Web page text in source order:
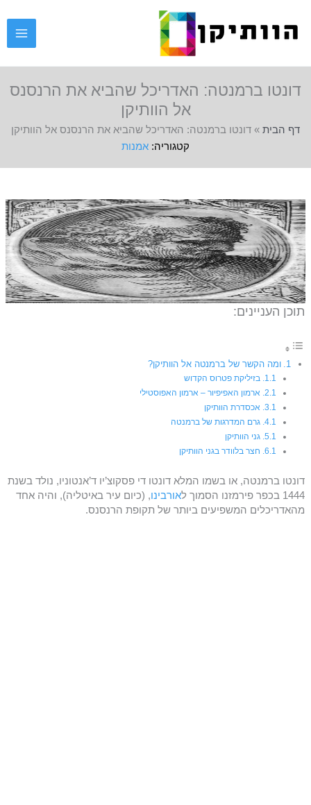
דונטו ברמנטה: האדריכל שהביא את הרנסנס
אל הוותיקן
דף הבית » דונטו ברמנטה: האדריכל שהביא את הרנסנס אל הוותיקן
אמנות
תוכן העניינים:
ומה הקשר של ברמנטה אל הוותיקן?
בזיליקת פטרוס הקדוש
ארמון האפיפיור – ארמון האפוסטילי
אכסדרת הוותיקן
גרם המדרגות של ברמנטה
גני הוותיקן
חצר בלוודר בגני הוותיקן
דונטו ברמנטה, או בשמו המלא דונטו די פסקוצ’יו ד’אנטוניו, נולד בשנת
1444 בכפר פירמזנו הסמוך ל
אורבינו, (כיום עיר באיטליה), והיה אחד
מהאדריכלים המשפיעים ביותר של תקופת הרנסנס.